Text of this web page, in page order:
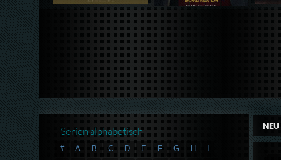
NEU
Serien alphabetisch
# A B C D E F G H